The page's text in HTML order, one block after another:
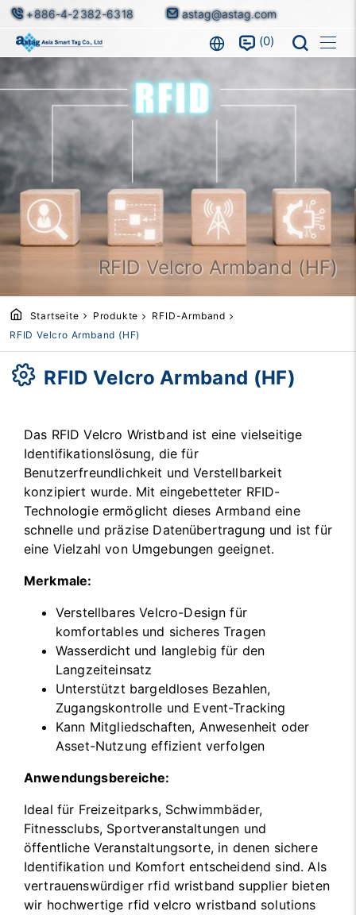
+886-4-2382-6318 astag@astag.com
0
RFID Velcro Armband (HF)
Startseite Produkte
RFID-Armband
RFID Velcro Armband (HF)
RFID Velcro Armband (HF)
Das RFID Velcro Wristband ist eine vielseitige
Identifikationslösung, die für
Benutzerfreundlichkeit und Verstellbarkeit
konzipiert wurde. Mit eingebetteter RFID-
Technologie ermöglicht dieses Armband eine
schnelle und präzise Datenübertragung und ist für
eine Vielzahl von Umgebungen geeignet.
Merkmale:
Verstellbares Velcro-Design für
komfortables und sicheres Tragen
Wasserdicht und langlebig für den
Langzeiteinsatz
Unterstützt bargeldloses Bezahlen,
Zugangskontrolle und Event-Tracking
Kann Mitgliedschaften, Anwesenheit oder
Asset-Nutzung effizient verfolgen
Anwendungsbereiche:
Ideal für Freizeitparks, Schwimmbäder,
Fitnessclubs, Sportveranstaltungen und
öffentliche Veranstaltungsorte, in denen sichere
Identifikation und Komfort entscheidend sind. Als
vertrauenswürdiger rfid wristband supplier bieten
wir hochwertige rfid velcro wristband solutions